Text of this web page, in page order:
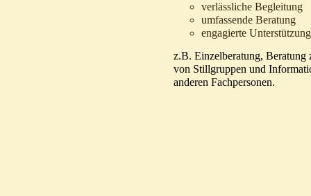
verlässliche Begleitung
umfassende Beratung
engagierte Unterstützung
z.B. Einzelberatung, Beratung
von Stillgruppen und
anderen Fachpersonen.